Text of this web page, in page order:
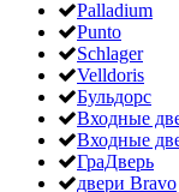
Palladium
Punto
Schlager
Velldoris
Бульдорс
Входные
Входные
ГраДверь
двери Bravo